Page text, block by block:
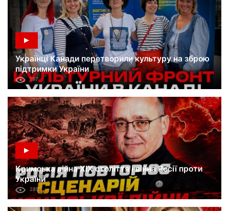
Українці Канади перетворили культуру на зброю
підтримки України
197
Кримська війна XIX століття і війна Росії проти
України
289